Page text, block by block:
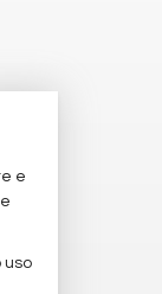
e
uso